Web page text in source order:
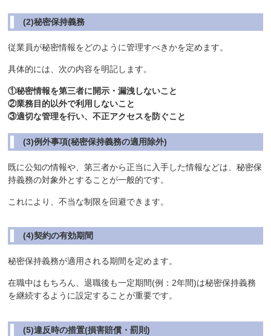
(2)秘密保持義務
従業員が秘密情報をどのように管理すべきかを定めます。
具体的には、次の内容を明記します。
①秘密情報を第三者に開示・漏洩しないこと
②業務目的以外で利用しないこと
③適切な管理を行い、不正アクセスを防ぐこと
(3)例外事項(秘密保持義務の適用除外)
既に公知の情報や、第三者から正当に入手した情報などは、秘密保
持義務の対象外とすることが一般的です。
これにより、不当な制限を回避できます。
(4)契約の有効期間
秘密保持義務が適用される期間を定めます。
在職中はもちろん、退職後も一定期間(例：2年間)は秘密保持義務
を継続するように設定することが重要です。
(5)違反時の措置(損害賠償・罰則)